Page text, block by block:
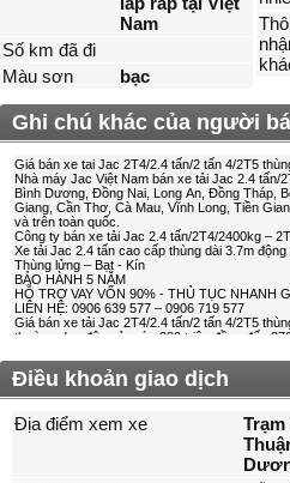
Nam
Số km đã đi
Màu sơn
bạc
Ghi chú khác của người
Điều khoản giao dịch
Địa điểm xem xe